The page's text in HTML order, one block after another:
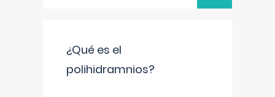
¿Qué es el
polihidramnios?